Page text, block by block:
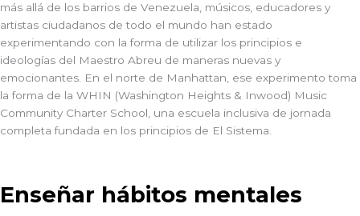
más allá de los barrios de Venezuela, músicos, educadores y
artistas ciudadanos de todo el mundo han estado
experimentando con la forma de utilizar los principios e
ideologías del Maestro Abreu de maneras nuevas y
emocionantes. En el norte de Manhattan, ese experimento toma
la forma de la WHIN (Washington Heights & Inwood) Music
Community Charter School, una escuela inclusiva de jornada
completa fundada en los principios de El Sistema.
Enseñar hábitos mentales